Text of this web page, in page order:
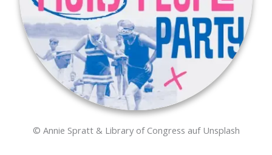
© Annie Spratt & Library of Congress auf Unsplash